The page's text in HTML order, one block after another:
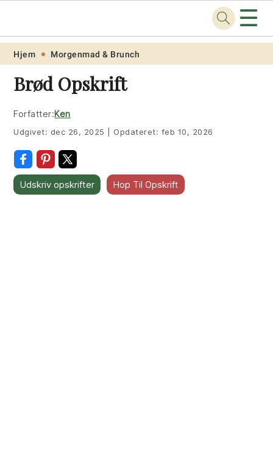
Skip
primary
navigation
Skip
main
content
Skip
primary
sidebar
Skip
footer
Opskrift.net ☰
Hjem Morgenmad & Brunch
Brød Opskrift
Forfatter:Ken
Udgivet: dec 26, 2025 Opdateret: feb 10, 2026
Udskriv opskrifter Hop Til Opskrift